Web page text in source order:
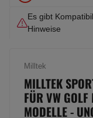
Es gibt
Hinweise
Milltek
MILLTEK
FÜR VW
MODELLE -